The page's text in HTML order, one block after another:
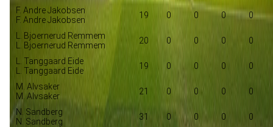
F. Andre Jakobsen
F. Andre Jakobsen
19 0 0 0 0
L. Bjoernerud Remmem
L. Bjoernerud Remmem
20 0 0 0 0
L. Tanggaard Eide
L. Tanggaard Eide
19 0 0 0 0
M. Alvsaker
M. Alvsaker
21 0 0 0 0
N. Sandberg
N. Sandberg
31 0 0 0 0